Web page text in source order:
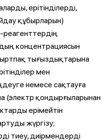
ерітінділерді,
құбырларын)
реагенттердің
концентрациясын
тығыздықтарына
мен
немесе сақтауға
(электр қондырғыларынан
ерімейтін
жүргізу;
тиеу, диірмендерді